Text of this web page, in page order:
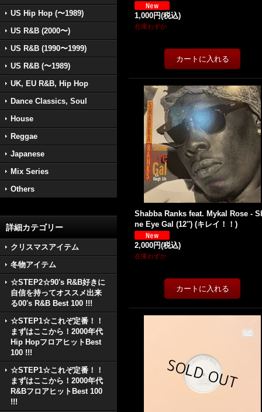
US Hip Hop (〜1989)
US R&B (2000〜)
US R&B (1990〜1999)
US R&B (〜1989)
UK, EU R&B, Hip Hop
Dance Classics, Soul
House
Reggae
Japanese
Mix Series
Others
詳細カテゴリー
クリスマスアイテム
冬物アイテム
☆STEP2☆90's R&B好きに
自信を持ってオススメ出来
る00's R&B Best 100 !!!
☆STEP1☆これぞ定番！！
まずはここから！2000年代
Hip HopフロアヒットBest
100 !!!
☆STEP1☆これぞ定番！！
まずはここから！2000年代
R&BフロアヒットBest 100
!!!
1,000円(税込)
在庫わずか
Shabba Ranks feat. Mykal Rose -
ne Eye Gal (12'') (キレイ！！)
2,000円(税込)
在庫わずか